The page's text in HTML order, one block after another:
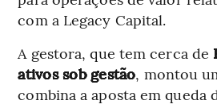
com a Legacy Capital.
A gestora, que tem cerca de
ativos sob gestão, montou
combina a aposta em queda